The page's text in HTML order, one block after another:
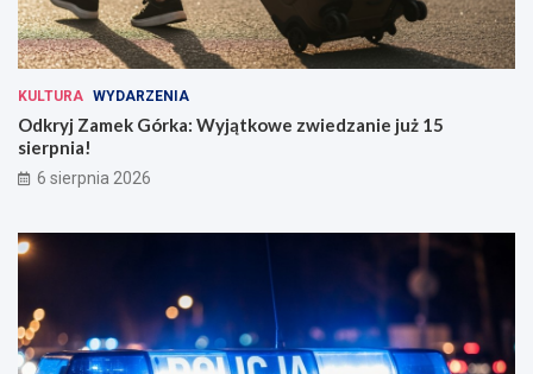
KULTURA WYDARZENIA
Odkryj Zamek Górka: Wyjątkowe zwiedzanie już 15
sierpnia!
6 sierpnia 2026